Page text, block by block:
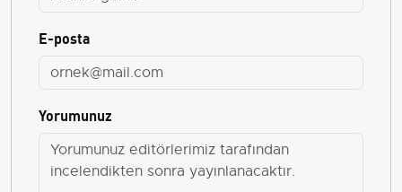
E-posta
Yorumunuz